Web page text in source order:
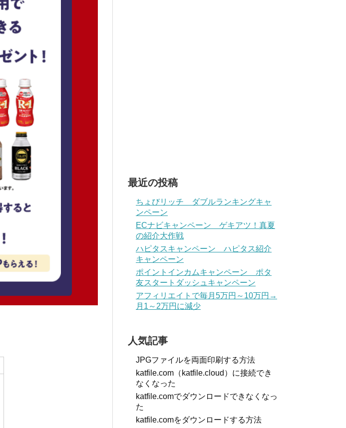
最近の投稿
ちょびリッチ ダブルランキングキャ
ンペーン
ECナビキャンペーン ゲキアツ！真夏
の紹介大作戦
ハピタスキャンペーン ハピタス紹介
キャンペーン
ポイントインカムキャンペーン ポタ
友スタートダッシュキャンペーン
アフィリエイトで毎月5万円～10万円→
月1～2万円に減少
人気記事
JPGファイルを両面印刷する方法
katfile.com（katfile.cloud）に接続でき
なくなった
katfile.comでダウンロードできなくなっ
た
katfile.comをダウンロードする方法